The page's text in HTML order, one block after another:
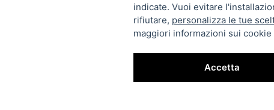
Via Melo 224/a, Bari, Italy,
+39 080 990 5699
P.IVA: 05921860721
indicate. Vuoi evitare
rifiutare, personalizza le tue
maggiori informazioni sui
Accetta